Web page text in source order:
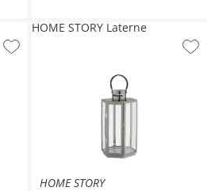
HOME STORY
HOME STORY Laterne